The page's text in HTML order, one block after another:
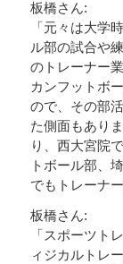
板橋さん:
「元々は大学
ル部の試合や
のトレーナー
カンフットボ
ので、その部
た側面もあり
り、西大宮院
トボール部、
でもトレーナ
板橋さん:
「スポーツト
ィジカルトレ